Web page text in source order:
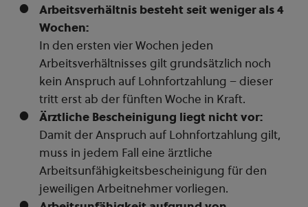
Arbeitsverhältnis besteht seit weniger als 4
Wochen:
In den ersten vier Wochen jeden
Arbeitsverhältnisses gilt grundsätzlich noch
kein Anspruch auf Lohnfortzahlung – dieser
tritt erst ab der fünften Woche in Kraft.
Ärztliche Bescheinigung liegt nicht vor:
Damit der Anspruch auf Lohnfortzahlung gilt,
muss in jedem Fall eine ärztliche
Arbeitsunfähigkeitsbescheinigung für den
jeweiligen Arbeitnehmer vorliegen.